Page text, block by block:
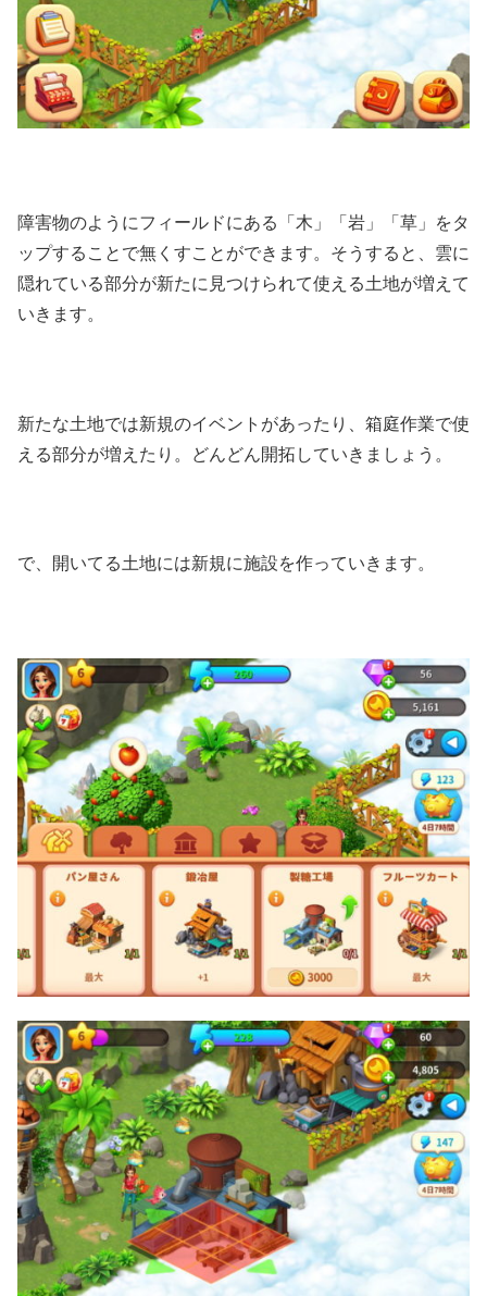
障害物のようにフィールドにある「木」「岩」「草」をタ
ップすることで無くすことができます。そうすると、雲に
隠れている部分が新たに見つけられて使える土地が増えて
いきます。
新たな土地では新規のイベントがあったり、箱庭作業で使
える部分が増えたり。どんどん開拓していきましょう。
で、開いてる土地には新規に施設を作っていきます。